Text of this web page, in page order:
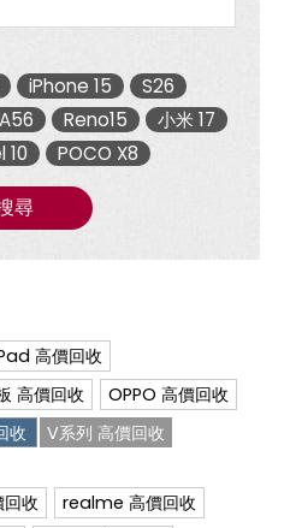
iPhone 15
S26
A56 Reno15
小米 17
10 POCO X8
尋
高價回收
高價回收
OPPO 高價回收
收
V系列 高價回收
回收
realme 高價回收